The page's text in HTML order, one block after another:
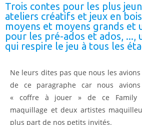
Trois contes pour les plus
ateliers créatifs et jeux en
moyens et moyens grands et
pour les pré-ados et ados, ...,
qui respire le jeu à tous les
Ne leurs dites pas que nous les
de ce paragraphe car nous
« coffre à jouer » de ce Family
maquillage et deux artistes
plus part de nos petits invités.